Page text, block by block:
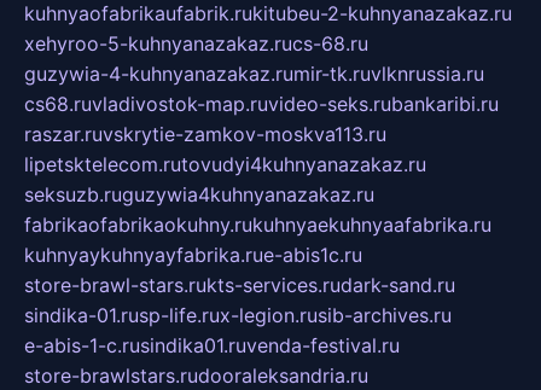
kuhnyaofabrikaufabrik.rukitubeu-2-kuhnyanazakaz.ru
xehyroo-5-kuhnyanazakaz.rucs-68.ru
guzywia-4-kuhnyanazakaz.rumir-tk.ruvlknrussia.ru
cs68.ruvladivostok-map.ruvideo-seks.rubankaribi.ru
raszar.ruvskrytie-zamkov-moskva113.ru
lipetsktelecom.rutovudyi4kuhnyanazakaz.ru
seksuzb.ruguzywia4kuhnyanazakaz.ru
fabrikaofabrikaokuhny.rukuhnyaekuhnyaafabrika.ru
kuhnyaykuhnyayfabrika.rue-abis1c.ru
store-brawl-stars.rukts-services.rudark-sand.ru
sindika-01.rusp-life.rux-legion.rusib-archives.ru
e-abis-1-c.rusindika01.ruvenda-festival.ru
store-brawlstars.rudooraleksandria.ru